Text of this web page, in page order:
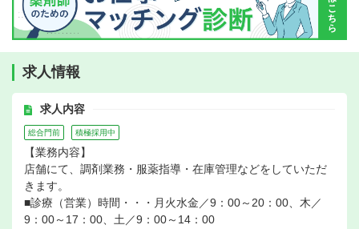
求人情報
求人内容
総合門前 積極採用中
【業務内容】
店舗にて、調剤業務・服薬指導・在庫管理などをしていただ
きます。
■診療（営業）時間・・・月火水金／9：00～20：00、木／
9：00～17：00、土／9：00～14：00